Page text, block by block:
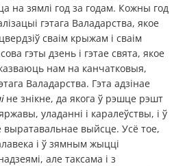
на зямлі год за годам. Кожны год
гэтага Валадарства, якое
сваім крыжам і сваім
гэты дзень і гэтае свята, якое
нам на канчатковыя,
Валадарства. Гэта адзінае
не знікне, да якога ў рэшце рэшт
уладанні і каралеўствы, і ў
выратавальнае выйсце. Усё тое,
і ў зямным жыцці
але таксама і з